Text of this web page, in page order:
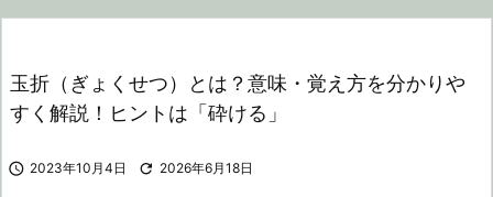
玉折（ぎょくせつ）とは？意味・覚え方を分かりや
すく解説！ヒントは「砕ける」
 2023年10月4日  2026年6月18日